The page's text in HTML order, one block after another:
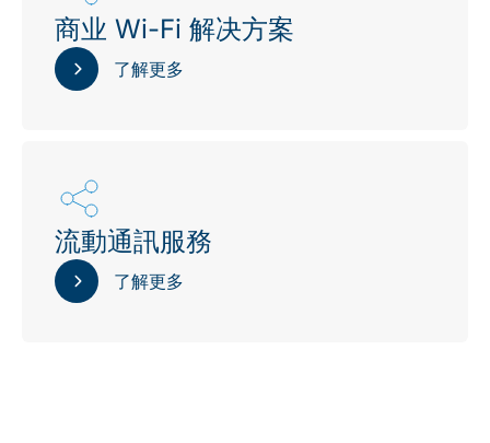
商业 Wi-Fi 解决方案
了解更多
流動通訊服務
了解更多